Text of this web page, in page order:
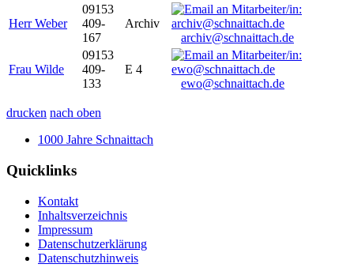
Herr Weber
09153
409-
167
Archiv
archiv@schnaittach.de
Frau Wilde
09153
409-
133
E 4
ewo@schnaittach.de
drucken nach oben
1000 Jahre Schnaittach
Quicklinks
Kontakt
Inhaltsverzeichnis
Impressum
Datenschutzerklärung
Datenschutzhinweis